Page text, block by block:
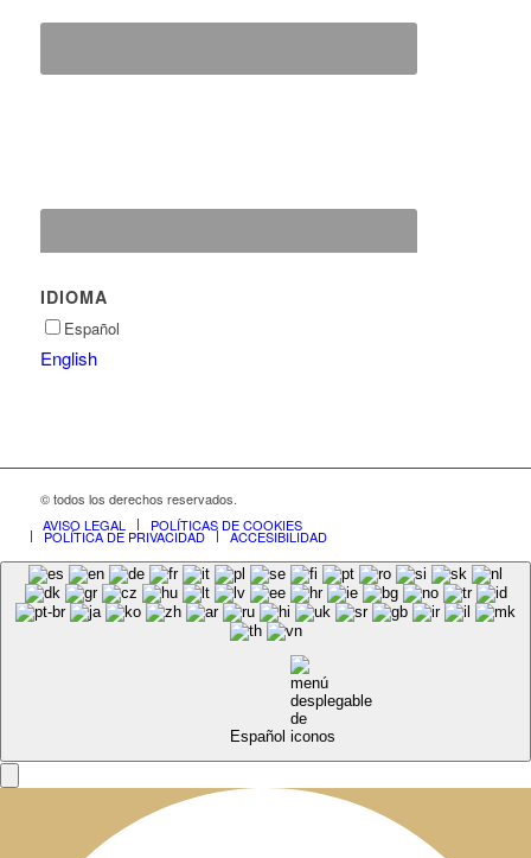
IDIOMA
Español
English
© todos los derechos reservados.
AVISO LEGAL
POLÍTICAS DE COOKIES
POLÍTICA DE PRIVACIDAD ACCESIBILIDAD
Español